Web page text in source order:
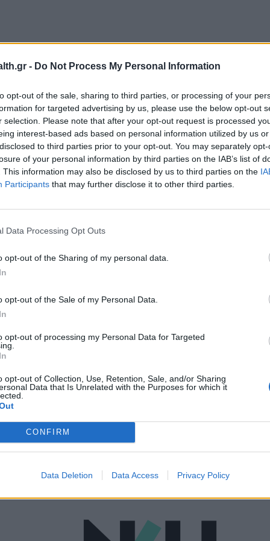
- Do Not Process My Personal Information
opt-out of the sale, sharing to third parties, or processing of your
for targeted advertising by us, please use the below opt-out
selection. Please note that after your opt-out request is processed
interest-based ads based on personal information utilized by us
to third parties prior to your opt-out. You may separately
of your personal information by third parties on the IAB’s list of
This information may also be disclosed by us to third parties on the
Participants that may further disclose it to other third parties.
Data Processing Opt Outs
opt-out of the Sharing of my personal data.
opt-out of the Sale of my Personal Data.
opt-out of processing my Personal Data for Targeted
opt-out of Collection, Use, Retention, Sale, and/or Sharing
Data that Is Unrelated with the Purposes for which it
CONFIRM
Data Deletion Data Access Privacy Policy
Προειδοποιητικά σήματα για το ΕΣΥ ο
τριψήφιος αριθμός νοσηλευομένων
στις ΜΕΘ, οι διασωληνωμένοι και οι
θάνατοι
Συνάντηση Υπουργείου Υγείας και
διοικητών νοσοκομείων για τη
θωράκιση έναντι της πανδημίας (pics)